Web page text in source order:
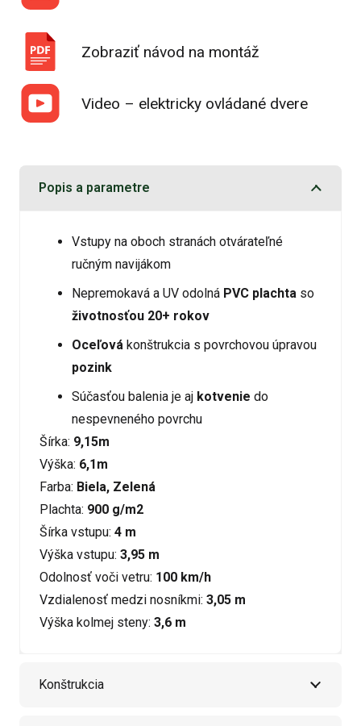
Zobraziť návod na montáž
Video – elektricky ovládané dvere
Popis a parametre
Vstupy na oboch stranách otvárateľné
ručným navijákom
Nepremokavá a UV odolná PVC plachta so
životnosťou 20+ rokov
Oceľová konštrukcia s povrchovou úpravou
pozink
Súčasťou balenia je aj kotvenie do
nespevneného povrchu
Šírka: 9,15m
Výška: 6,1m
Farba: Biela, Zelená
Plachta: 900 g/m2
Šírka vstupu: 4 m
Výška vstupu: 3,95 m
Odolnosť voči vetru: 100 km/h
Vzdialenosť medzi nosníkmi: 3,05 m
Výška kolmej steny: 3,6 m
Konštrukcia